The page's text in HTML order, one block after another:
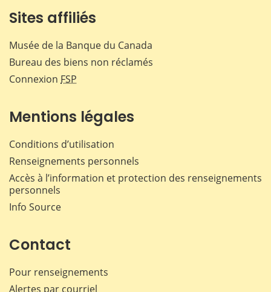
Sites affiliés
Musée de la Banque du Canada
Bureau des biens non réclamés
Connexion FSP
Mentions légales
Conditions d’utilisation
Renseignements personnels
Accès à l’information et protection des renseignements
personnels
Info Source
Contact
Pour renseignements
Alertes par courriel